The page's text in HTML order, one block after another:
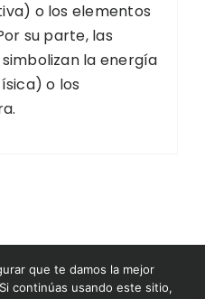
o los elementos
su parte, las
la energía
o los
Vasco
que te damos la mejor
continúas usando este sitio,